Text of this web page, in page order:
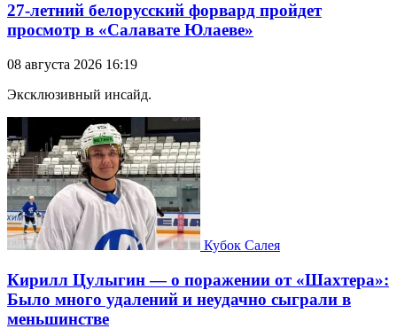
27-летний белорусский форвард пройдет
просмотр в «Салавате Юлаеве»
08 августа 2026 16:19
Эксклюзивный инсайд.
Кубок Салея
Кирилл Цулыгин — о поражении от «Шахтера»:
Было много удалений и неудачно сыграли в
меньшинстве